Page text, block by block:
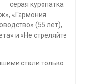
серая куропатка
«Гармония
(55 лет),
и «Не стреляйте
стали только